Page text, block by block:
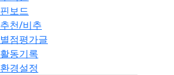
핀보드
추천/비추
별점평가글
활동기록
환경설정